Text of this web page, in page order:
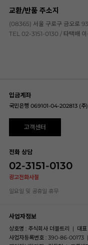
교환/반품 주소지
(08365) 서울 구로구 금오로
TEL 02-3151-0130 / 타택배 이
입금계좌
국민은행 069101-04-202813 (주)
고객센터
전화 상담
02-3151-0130
광고전화사절
일요일 및 공휴일 휴무
사업자정보
상호명 : 주식회사 더블트리 | 대
사업자등록번호 : 390-86-00173 |